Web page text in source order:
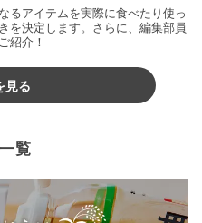
るアイテムを実際に食べたり使っ
を決定します。さらに、編集部員
紹介！
見る
覧